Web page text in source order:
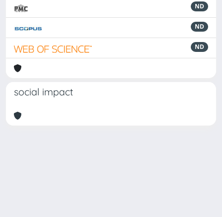
ND
ND
ND
social impact